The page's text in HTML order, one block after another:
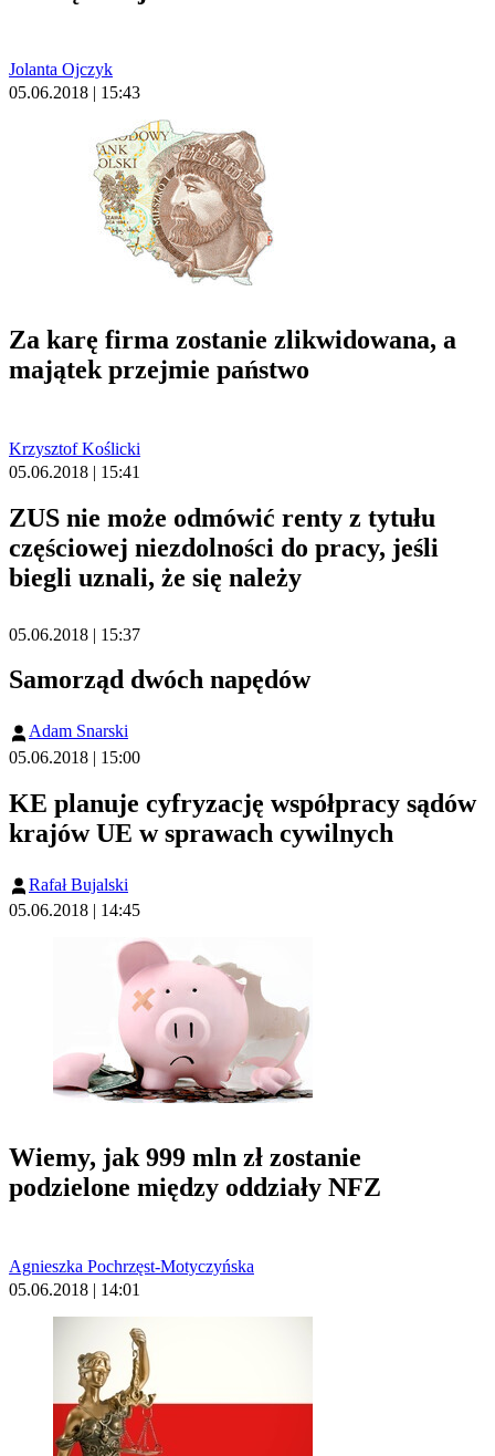
Jolanta Ojczyk
05.06.2018 | 15:43
Za karę firma zostanie zlikwidowana, a
majątek przejmie państwo
Krzysztof Koślicki
05.06.2018 | 15:41
ZUS nie może odmówić renty z tytułu
częściowej niezdolności do pracy, jeśli
biegli uznali, że się należy
05.06.2018 | 15:37
Samorząd dwóch napędów
Adam Snarski
05.06.2018 | 15:00
KE planuje cyfryzację współpracy sądów
krajów UE w sprawach cywilnych
Rafał Bujalski
05.06.2018 | 14:45
Wiemy, jak 999 mln zł zostanie
podzielone między oddziały NFZ
Agnieszka Pochrzęst-Motyczyńska
05.06.2018 | 14:01